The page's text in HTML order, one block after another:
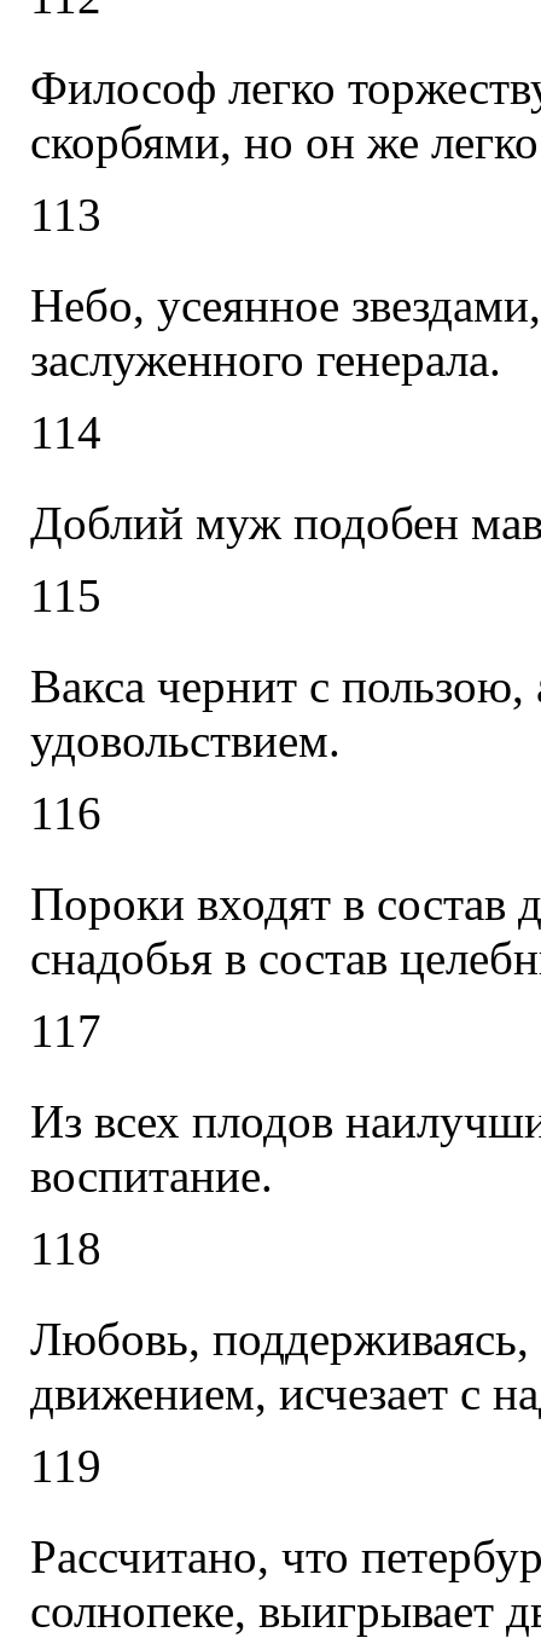
Философ легко
скорбями, но он же
113
Небо, усеянное
заслуженного генерала.
114
Доблий муж подобен
115
Вакса чернит с пользою,
удовольствием.
116
Пороки входят в состав
снадобья в состав
117
Из всех плодов
воспитание.
118
Любовь,
движением, исчезает с
119
Рассчитано, что
солнопеке, выигрывает